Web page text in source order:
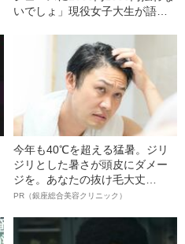
いでしょ」現役女子大生が語
今年も40℃を超える猛暑。ジリ
ジリとした暑さが頭皮にダメー
ジを。あなたの抜け毛大丈
夫！？
PR（銀座総合美容クリニック）